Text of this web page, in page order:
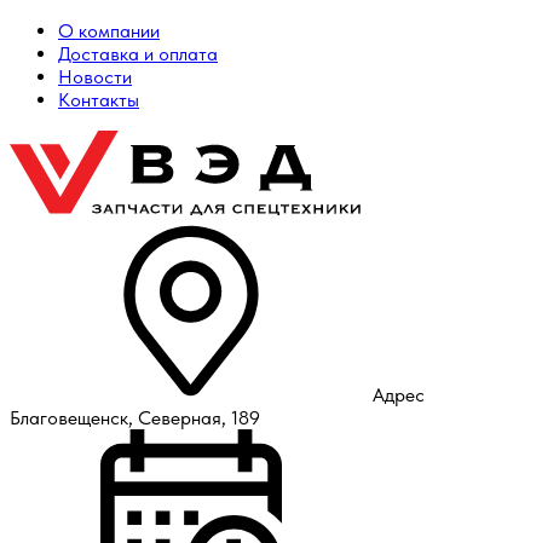
О компании
Доставка и оплата
Новости
Контакты
Адрес
Благовещенск, Северная, 189